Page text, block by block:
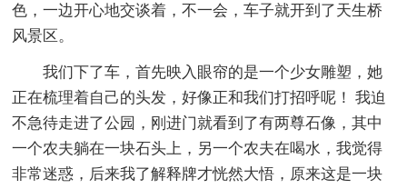
色，一边开心地交谈着，不一会，车子就开到了天生桥
风景区。
我们下了车，首先映入眼帘的是一个少女雕塑，她
正在梳理着自己的头发，好像正和我们打招呼呢！ 我迫
不急待走进了公园，刚进门就看到了有两尊石像，其中
一个农夫躺在一块石头上，另一个农夫在喝水，我觉得
非常迷惑，后来我了解释牌才恍然大悟，原来这是一块